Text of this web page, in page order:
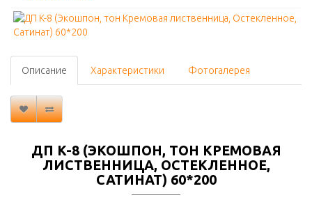
Описание Характеристики Фотогалерея
ДП K-8 (ЭКОШПОН, ТОН КРЕМОВАЯ
ЛИСТВЕННИЦА, ОСТЕКЛЕННОЕ,
САТИНАТ) 60*200